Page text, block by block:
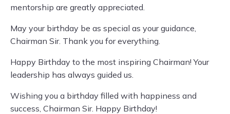
mentorship are greatly appreciated.
May your birthday be as special as your guidance,
Chairman Sir. Thank you for everything.
Happy Birthday to the most inspiring Chairman! Your
leadership has always guided us.
Wishing you a birthday filled with happiness and
success, Chairman Sir. Happy Birthday!